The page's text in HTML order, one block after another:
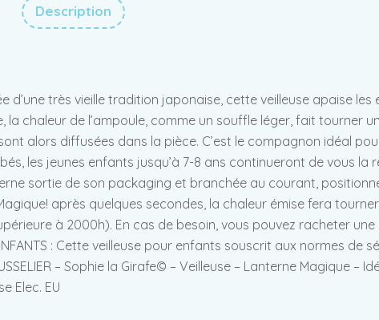
Description
d’une très vieille tradition japonaise, cette veilleuse apaise
la chaleur de l’ampoule, comme un souffle léger, fait tourner
alors diffusées dans la pièce. C’est le compagnon idéal
les jeunes enfants jusqu’à 7-8 ans continueront de vous la
sortie de son packaging et branchée au courant,
après quelques secondes, la chaleur émise fera tourner
à 2000h). En cas de besoin, vous pouvez racheter
ENFANTS : Cette veilleuse pour enfants souscrit aux normes de
– Sophie la Girafe© – Veilleuse – Lanterne Magique –
Elec. EU